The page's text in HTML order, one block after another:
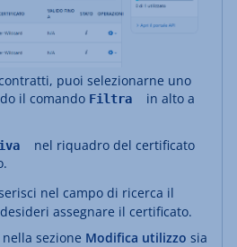
puoi selezionarne uno
il comando Filtra in alto a
nel riquadro del certificato
nel campo di ricerca il
assegnare il certificato.
sezione Modifica utilizzo sia